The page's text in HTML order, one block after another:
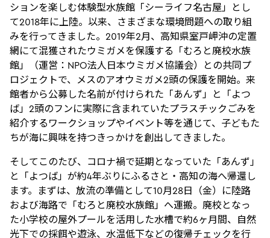
ションを楽しむ体験型水族館「シーライフ名古屋」とし
て2018年に上陸。以来、さまざまな環境問題への取り組
みを行ってきました。2019年2月、高知県室戸岬沖の定置
網にて混獲されたウミガメを保護する「むろと廃校水族
館」（運営：NPO法人日本ウミガメ協議会）との共同プ
ロジェクトで、メスのアオウミガメ2頭の保護を開始。来
館者から公募した名前が付けられた「あんず」と「よつ
ば」2頭のフンに実際に含まれていたプラスチックごみを
紹介するワークショップやイベント等を通じて、子どもた
ちが海に興味を持つきっかけを創出してきました。
そしてこのたび、コロナ禍で延期となっていた「あんず」
と「よつば」が約4年ぶりにふるさと・高知の海へ帰還し
ます。まずは、放流の準備として10月28日（金）に陸路
および海路で「むろと廃校水族館」へ運搬。廃校となっ
た小学校の屋外プールを活用した水槽で約6ヶ月間、自然
光下での採餌や遊泳、水温低下などの復帰チェックを行